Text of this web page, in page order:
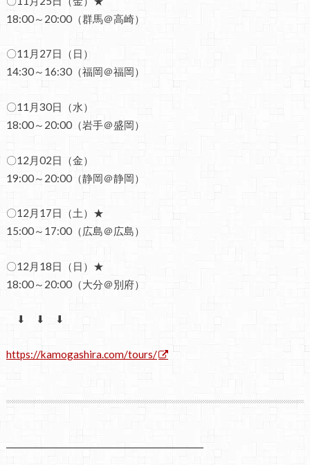
18:00～20:00（群馬＠高崎）
〇11月27日（日）
14:30～16:30（福岡＠福岡）
〇11月30日（水）
18:00～20:00（岩手＠盛岡）
〇12月02日（金）
19:00～20:00（静岡＠静岡）
〇12月17日（土）★
15:00～17:00（広島＠広島）
〇12月18日（日）★
18:00～20:00（大分＠別府）
⬇ ⬇ ⬇
https://kamogashira.com/tours/
━━━━━━━━━━━━━━━━━━━